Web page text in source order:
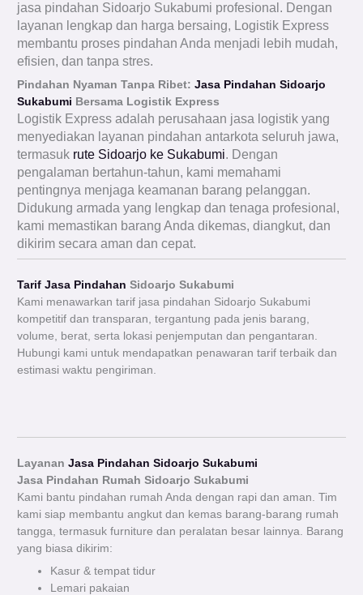
jasa pindahan Sidoarjo Sukabumi profesional. Dengan
layanan lengkap dan harga bersaing, Logistik Express
membantu proses pindahan Anda menjadi lebih mudah,
efisien, dan tanpa stres.
Pindahan Nyaman Tanpa Ribet:Jasa Pindahan Sidoarjo
Sukabumi Bersama Logistik Express
Logistik Express adalah perusahaan jasa logistik yang
menyediakan layanan pindahan antarkota seluruh jawa,
termasuk rute Sidoarjo ke Sukabumi. Dengan
pengalaman bertahun-tahun, kami memahami
pentingnya menjaga keamanan barang pelanggan.
Didukung armada yang lengkap dan tenaga profesional,
kami memastikan barang Anda dikemas, diangkut, dan
dikirim secara aman dan cepat.
Tarif Jasa Pindahan Sidoarjo Sukabumi
Kami menawarkan tarif jasa pindahan Sidoarjo Sukabumi
kompetitif dan transparan, tergantung pada jenis barang,
volume, berat, serta lokasi penjemputan dan pengantaran.
Hubungi kami untuk mendapatkan penawaran tarif terbaik dan
estimasi waktu pengiriman.
LayananJasa Pindahan Sidoarjo Sukabumi
Jasa Pindahan Rumah SidoarjoSukabumi
Kami bantu pindahan rumah Anda dengan rapi dan aman. Tim
kami siap membantu angkut dan kemas barang-barang rumah
tangga, termasuk furniture dan peralatan besar lainnya. Barang
yang biasa dikirim:
Kasur & tempat tidur
Lemari pakaian